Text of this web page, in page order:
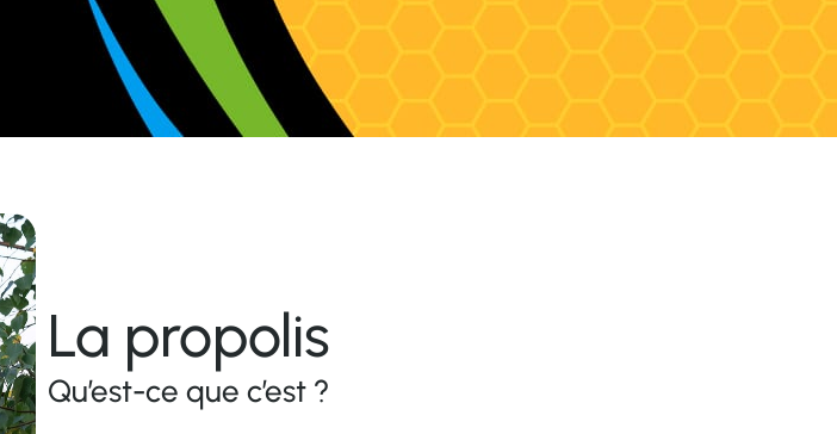
La propolis
Qu’est-ce que c’est ?